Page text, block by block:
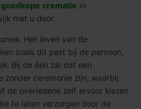
goedkope crematie in
met u door.
Het leven van de
zoals dit past bij de persoon,
Bij de één zal dat een
zonder ceremonie zijn, waarbij
de overledene zelf ervoor kiezen
te laten verzorgen door de